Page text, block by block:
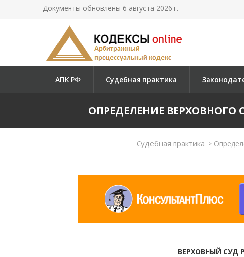
Документы обновлены 6 августа 2026 г.
АПК РФ Судебная практика
ОПРЕДЕЛЕНИЕ ВЕРХОВНОГО
Судебная практика >
ВЕРХОВНЫЙ СУД